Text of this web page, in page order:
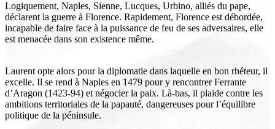
Logiquement, Naples, Sienne, Lucques, Urbino, alliés du pape,
déclarent la guerre à Florence. Rapidement, Florence est débordée,
incapable de faire face à la puissance de feu de ses adversaires, elle
est menacée dans son existence même.
Laurent opte alors pour la diplomatie dans laquelle en bon rhéteur, il
excelle. Il se rend à Naples en 1479 pour y rencontrer Ferrante
d’Aragon (1423-94) et négocier la paix. Là-bas, il plaide contre les
ambitions territoriales de la papauté, dangereuses pour l’équilibre
politique de la péninsule.